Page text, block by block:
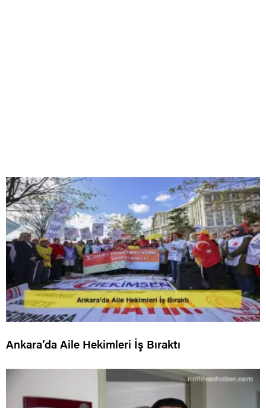
Ankara’da Aile Hekimleri İş Bıraktı